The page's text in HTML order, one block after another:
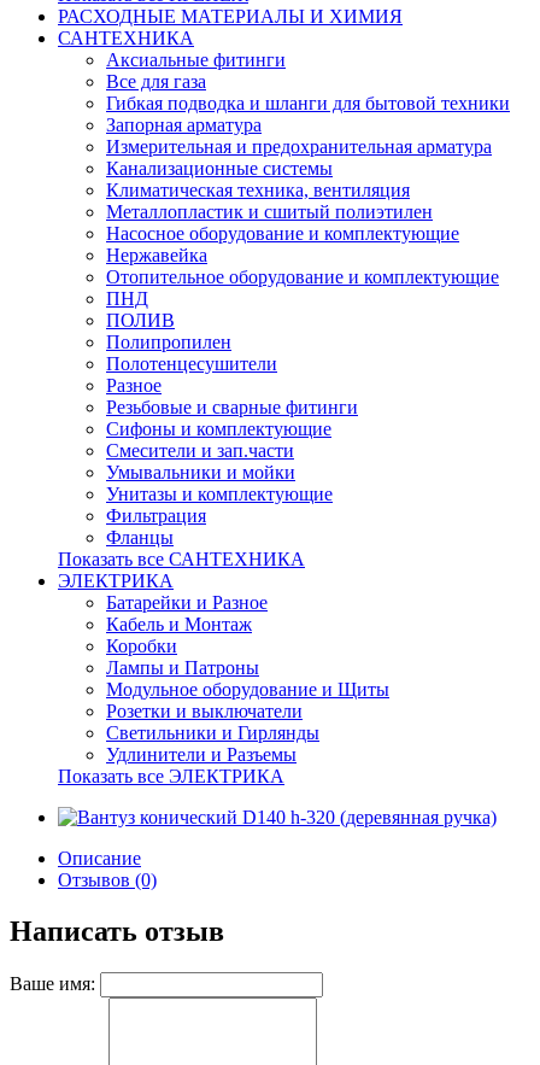
РАСХОДНЫЕ МАТЕРИАЛЫ И ХИМИЯ
САНТЕХНИКА
Аксиальные фитинги
Все для газа
Гибкая подводка и шланги для бытовой техники
Запорная арматура
Измерительная и предохранительная арматура
Канализационные системы
Климатическая техника, вентиляция
Металлопластик и сшитый полиэтилен
Насосное оборудование и комплектующие
Нержавейка
Отопительное оборудование и комплектующие
ПНД
ПОЛИВ
Полипропилен
Полотенцесушители
Разное
Резьбовые и сварные фитинги
Сифоны и комплектующие
Смесители и зап.части
Умывальники и мойки
Унитазы и комплектующие
Фильтрация
Фланцы
Показать все САНТЕХНИКА
ЭЛЕКТРИКА
Батарейки и Разное
Кабель и Монтаж
Коробки
Лампы и Патроны
Модульное оборудование и Щиты
Розетки и выключатели
Светильники и Гирлянды
Удлинители и Разъемы
Показать все ЭЛЕКТРИКА
Описание
Отзывов (0)
Написать отзыв
Ваше имя: